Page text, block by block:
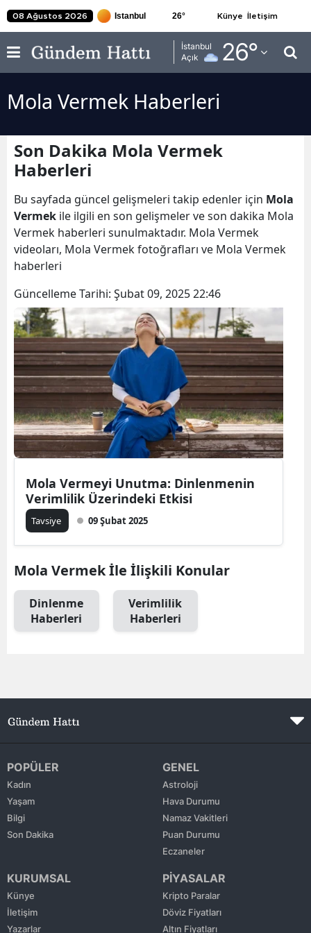
08 Ağustos 2026 26° Künye İletişim
İstanbul
Açık
26°
Adana
Adıyaman
Afyonkarahisar
Amasya
Antalya
Artvin
Balıkesir
Bilecik
Bingöl
Bitlis
Bolu
Burdur
Erzincan
Gaziantep
Gümüşhane
Hatay
Isparta
Mola Vermek Haberleri
Son Dakika Mola Vermek
Haberleri
Bu sayfada güncel gelişmeleri takip edenler için Mola
Vermek ile ilgili en son gelişmeler ve son dakika Mola
Vermek haberleri sunulmaktadır. Mola Vermek
videoları, Mola Vermek fotoğrafları ve Mola Vermek
haberleri
Güncelleme Tarihi: Şubat 09, 2025 22:46
Mola Vermeyi Unutma: Dinlenmenin
Verimlilik Üzerindeki Etkisi
Tavsiye 09 Şubat 2025
Mola Vermek İle İlişkili Konular
Dinlenme
Haberleri
Verimlilik
Haberleri
POPÜLER
Kadın
Yaşam
Bilgi
Son Dakika
GENEL
Astroloji
Hava Durumu
Namaz Vakitleri
Puan Durumu
Eczaneler
KURUMSAL
Künye
İletişim
Yazarlar
PİYASALAR
Kripto Paralar
Döviz Fiyatları
Altın Fiyatları